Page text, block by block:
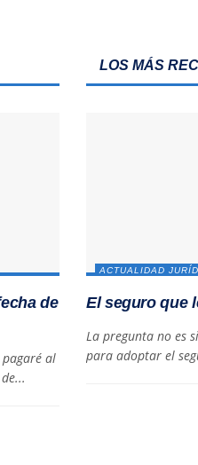
de
al
LOS MÁS
ACTUALIDAD
El seguro que
La pregunta no es
para adoptar el